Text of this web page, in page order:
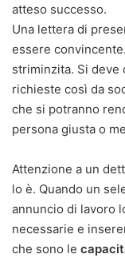
atteso successo.
Una lettera di
essere
striminzita. Si deve
richieste così da
che si potranno
persona giusta o
Attenzione a un
lo è. Quando un
annuncio di lavoro
necessarie e
che sono le